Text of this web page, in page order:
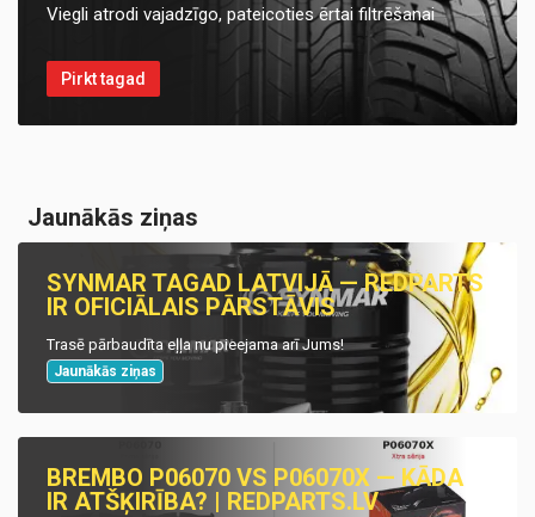
Viegli atrodi vajadzīgo, pateicoties ērtai filtrēšanai
Pirkt tagad
Jaunākās ziņas
SYNMAR TAGAD LATVIJĀ — REDPARTS
IR OFICIĀLAIS PĀRSTĀVIS
Trasē pārbaudīta eļļa nu pieejama arī Jums!
Jaunākās ziņas
BREMBO P06070 VS P06070X — KĀDA
IR ATŠĶIRĪBA? | REDPARTS.LV